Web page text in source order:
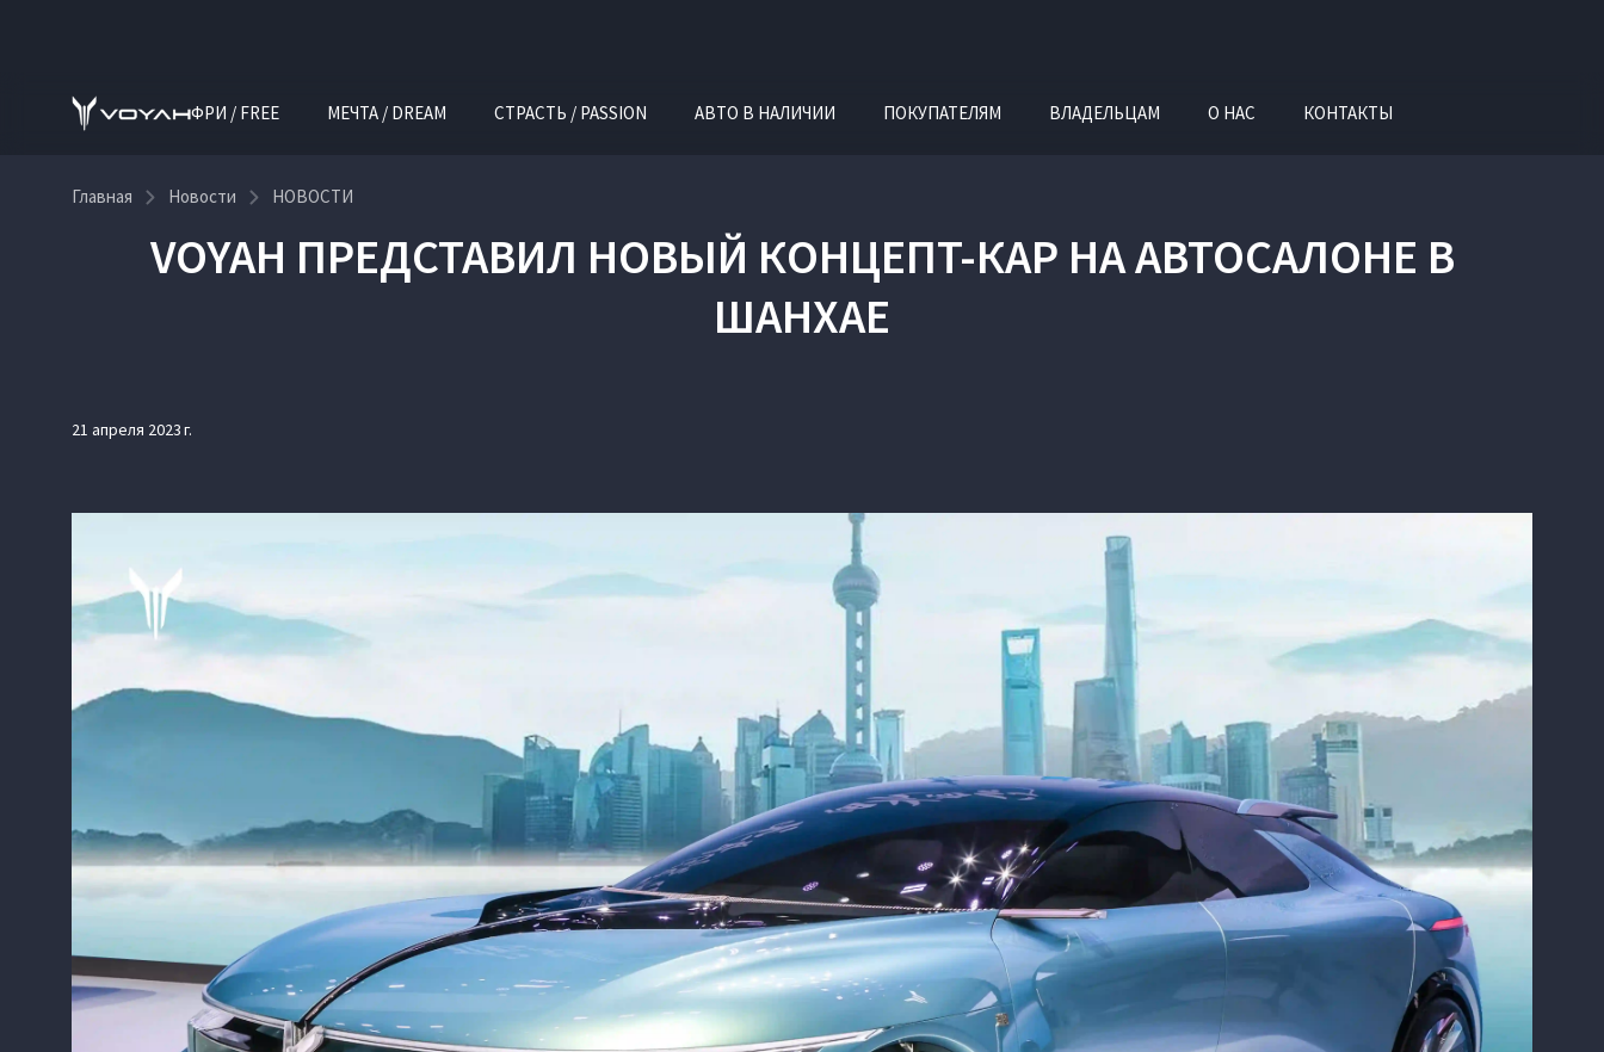
ФРИ / FREE МЕЧТА / DREAM СТРАСТЬ / PASSION АВТО В НАЛИЧИИ ПОКУПАТЕЛЯМ ВЛАДЕЛЬЦАМ О НАС КОНТАКТЫ
Главная Новости НОВОСТИ
VOYAH ПРЕДСТАВИЛ НОВЫЙ КОНЦЕПТ-КАР НА АВТОСАЛОНЕ В
ШАНХАЕ
21 апреля 2023 г.